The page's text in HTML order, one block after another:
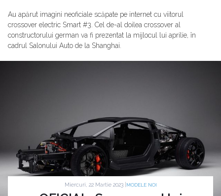
Au apărut imagini neoficiale scăpate pe internet cu viitorul
crossover electric Smart #3. Cel de-al doilea crossover al
constructorului german va fi prezentat la mijlocul lui aprilie, în
cadrul Salonului Auto de la Shanghai.
Miercuri, 22 Martie 2023 | MODELE NOI